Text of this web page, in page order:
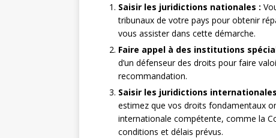
Saisir les juridictions nationales :
tribunaux de votre pays pour obtenir
vous assister dans cette démarche.
Faire appel à des institutions
d’un défenseur des droits pour faire
recommandation.
Saisir les juridictions
estimez que vos droits fondamentaux
internationale compétente, comme la
conditions et délais prévus.